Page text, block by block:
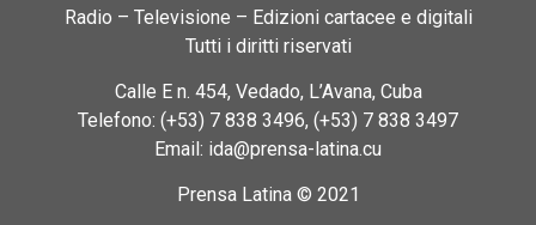
Radio – Televisione – Edizioni cartacee e digitali
Tutti i diritti riservati
Calle E n. 454, Vedado, L’Avana, Cuba
Telefono: (+53) 7 838 3496, (+53) 7 838 3497
Email: ida@prensa-latina.cu
Prensa Latina © 2021